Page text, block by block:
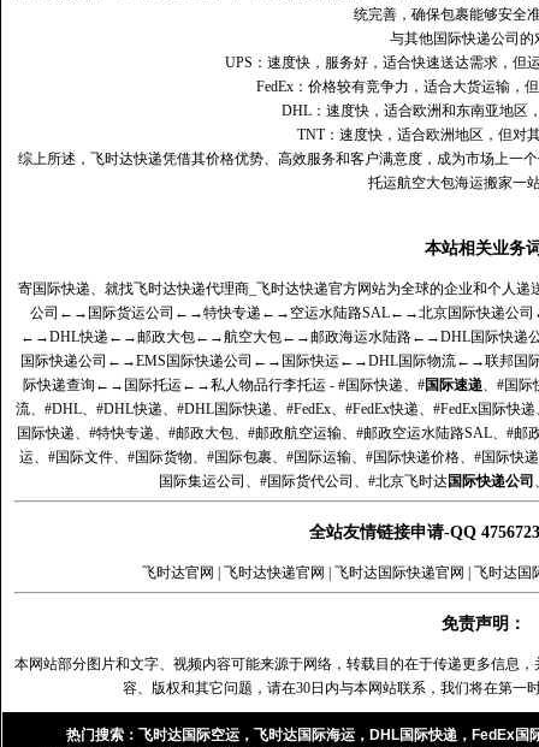
统完善，确保包裹能够安全
与其他国际快递公司的
UPS：速度快，服务好，适合快速送达需求，但
FedEx：价格较有竞争力，适合大货运输，
DHL：速度快，适合欧洲和东南亚地区
TNT：速度快，适合欧洲地区，但对
综上所述，飞时达快递凭借其价格优势、高效服务和客户满意度，成为市场上一
托运航空大包海运搬家一
本站相关业务
寄国际快递、就找飞时达快递代理商_飞时达快递官方网站为全球的企业和个人递
公司 ←→ 国际货运公司 ←→特快专递 ←→ 空运水陆路SAL←→北京国际快递公司
←→DHL快递 ←→邮政大包←→航空大包←→邮政海运水陆路←→DHL国际快递
国际快递公司 ←→EMS国际快递公司 ←→ 国际快运←→DHL国际物流←→联邦国
际快递查询 ←→ 国际托运←→私人物品行李托运 - #国际快递、#国际速递、#国际
流、#DHL、#DHL快递、#DHL国际快递、#FedEx、#FedEx快递、#FedEx国际快
国际快递、#特快专递、#邮政大包、#邮政航空运输、#邮政空运水陆路SAL、#
运、#国际文件、#国际货物、#国际包裹、#国际运输、#国际快递价格、#国际快
国际集运公司、#国际货代公司、#北京飞时达国际快递公司
全站友情链接申请-QQ
飞时达官网 飞时达快递官网 飞时达国际快递官网 飞时达国
免责声明：
本网站部分图片和文字、视频内容可能来源于网络，转载目的在于传递更多信息
容、版权和其它问题，请在30日内与本网站联系，我们将在第一
热门搜索： 飞时达国际空运 ， 飞时达国际海运 ， DHL国际快递 ， FedEx国